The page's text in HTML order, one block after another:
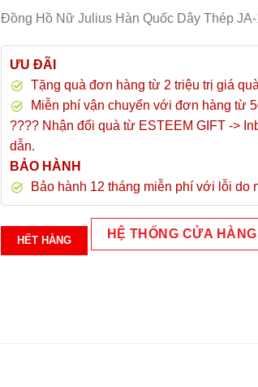
Đồng Hồ Nữ Julius Hàn Quốc Dây Thép
ƯU ĐÃI
Tặng quà đơn hàng từ 2 triệu trị giá
Miễn phí vận chuyển với đơn hàng từ
???? Nhận đổi quà từ ESTEEM GIFT ->
dẫn.
BẢO HÀNH
Bảo hành 12 tháng miễn phí với lỗi do
HẾT HÀNG HỆ THỐNG CỬA HÀNG